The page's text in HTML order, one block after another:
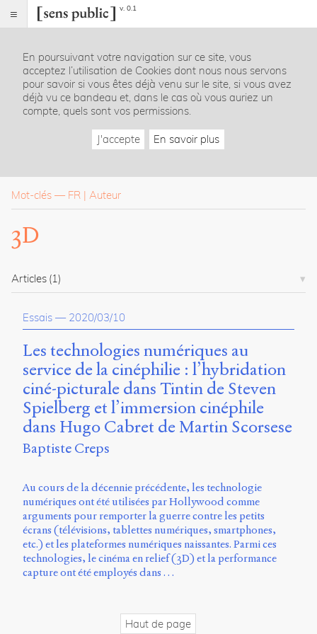
v. 0.1
Index
Rubriques
Essais
La
revue
Présentation
Publier
À
propos
du
site
Archipel
En
ligne
Mastodon
Université
de
Sherbrooke
Campus
de
Longueuil
Local
En poursuivant votre navigation sur ce site, vous
acceptez l’utilisation de Cookies dont nous nous servons
pour savoir si vous êtes déjà venu sur le site, si vous avez
déjà vu ce bandeau et, dans le cas où vous auriez un
compte, quels sont vos permissions.
J'accepte En savoir plus
Mot-clés — FR Auteur
3D
Articles (1)
Essais — 2020/03/10
Les technologies numériques au
service de la cinéphilie : l’hybridation
ciné-picturale dans Tintin de Steven
Spielberg et l’immersion cinéphile
dans Hugo Cabret de Martin Scorsese
Baptiste Creps
Au cours de la décennie précédente, les technologie
numériques ont été utilisées par Hollywood comme
arguments pour remporter la guerre contre les petits
écrans (télévisions, tablettes numériques, smartphones,
etc.) et les plateformes numériques naissantes. Parmi ces
technologies, le cinéma en relief (3D) et la performance
capture ont été employés dans …
Haut de page